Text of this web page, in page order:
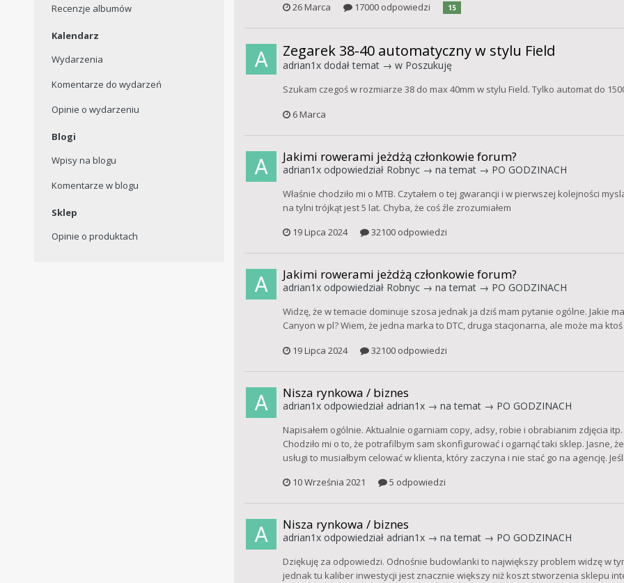
Recenzje albumów
Kalendarz
Wydarzenia
Komentarze do wydarzeń
Opinie o wydarzeniu
Blogi
Wpisy na blogu
Komentarze w blogu
Sklep
Opinie o produktach
26 Marca 17000 odpowiedzi 15
Zegarek 38-40 automatyczny w stylu Field
adrian1xdodał temat → w Poszukuję
Szukam czegoś w rozmiarze 38 do max 40mm w stylu Field. Tylko automat do
6 Marca
Jakimi rowerami jeżdżą członkowie forum?
adrian1xodpowiedział Robnyc→ na temat → PO GODZINACH
Właśnie chodziło mi o MTB. Czytałem o tej gwarancji i w pierwszej kolejności
na tylni trójkąt jest 5 lat. Chyba, że coś źle zrozumiałem
19 Lipca 2024
32100 odpowiedzi
Jakimi rowerami jeżdżą członkowie forum?
adrian1xodpowiedział Robnyc→ na temat → PO GODZINACH
Widzę, że w temacie dominuje szosa jednak ja dziś mam pytanie ogólne. Jakie
Canyon w pl? Wiem, że jedna marka to DTC, druga stacjonarna, ale może ma
19 Lipca 2024
32100 odpowiedzi
Nisza rynkowa / biznes
adrian1xodpowiedział adrian1x→ na temat → PO GODZINACH
Napisałem ogólnie. Aktualnie ogarniam copy, adsy, robie i obrabianim zdjęcia
Chodziło mi o to, że potrafilbym sam skonfigurować i ogarnąć taki sklep. Jasne,
usługi to musiałbym celować w klienta, który zaczyna i nie stać go na agencję.
10 Września 2021
5 odpowiedzi
Nisza rynkowa / biznes
adrian1xodpowiedział adrian1x→ na temat → PO GODZINACH
Dziękuję za odpowiedzi. Odnośnie budowlanki to największy problem widzę w
jednak tu kaliber inwestycji jest znacznie większy niż koszt stworzenia sklepu